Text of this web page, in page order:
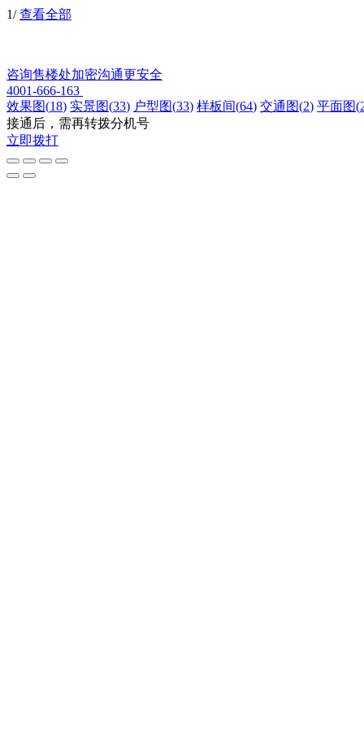
1/ 查看全部
咨询售楼处加密沟通更安全
4001-666-163
效果图(18) 实景图(33) 户型图(33) 样板间(64) 交通图(2) 平面图(
接通后，需再转拨分机号
立即拨打